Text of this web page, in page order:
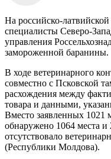
На российско-
специалисты Северо-
управления
замороженной баранины.
В ходе ветеринарного
совместно с Псковской
расхождения между
товара и данными,
Вместо заявленных 1021
обнаружено 1064 места
отсутствовало
(Республики Молдова).